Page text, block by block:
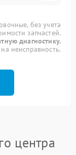
без учета
запчастей.
диагностику.
неисправность.
центра